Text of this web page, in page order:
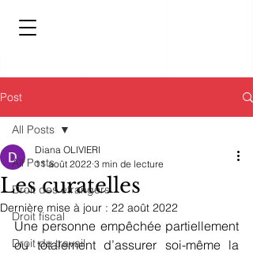
Post
All Posts
Droit des étrangers
Droit fiscal
Droit du travail
All Posts
Les curatelles
Diana OLIVIERI
11 août 2022 3 min de lecture
Dernière mise à jour : 22 août 2022
Une personne empêchée partiellement
ou totalement d’assurer soi-même la